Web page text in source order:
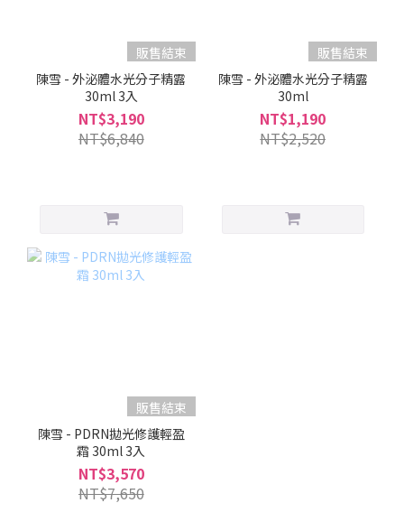
販售結束
陳雪 - 外泌體水光分子精露
30ml 3入
NT$3,190
NT$6,840
販售結束
陳雪 - 外泌體水光分子精露
30ml
NT$1,190
NT$2,520
販售結束
陳雪 - PDRN拋光修護輕盈
霜 30ml 3入
NT$3,570
NT$7,650